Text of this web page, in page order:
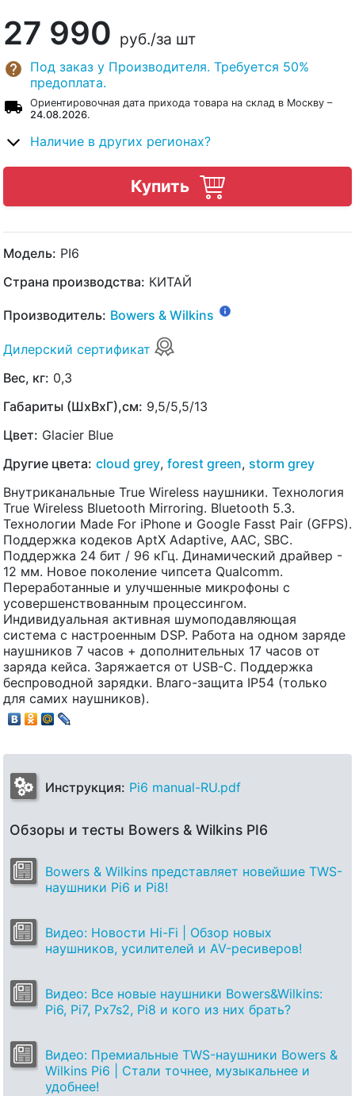
27 990 руб./за шт
Под заказ у Производителя. Требуется 50%
предоплата.
Ориентировочная дата прихода товара на склад в Москву –
24.08.2026.
Наличие в других регионах?
Купить
Модель: PI6
Страна производства: КИТАЙ
Производитель: Bowers & Wilkins
Дилерский сертификат
Вес, кг: 0,3
Габариты (ШхВхГ),см: 9,5/5,5/13
Цвет: Glacier Blue
Другие цвета: cloud grey, forest green, storm grey
Внутриканальные True Wireless наушники. Технология
True Wireless Bluetooth Mirroring. Bluetooth 5.3.
Технологии Made For iPhone и Google Fasst Pair (GFPS).
Поддержка кодеков AptX Adaptive, AAC, SBC.
Поддержка 24 бит / 96 кГц. Динамический драйвер -
12 мм. Новое поколение чипсета Qualcomm.
Переработанные и улучшенные микрофоны с
усовершенствованным процессингом.
Индивидуальная активная шумоподавляющая
система с настроенным DSP. Работа на одном заряде
наушников 7 часов + дополнительных 17 часов от
заряда кейса. Заряжается от USB-C. Поддержка
беспроводной зарядки. Влаго-защита IP54 (только
для самих наушников).
Инструкция: Pi6 manual-RU.pdf
Обзоры и тесты Bowers & Wilkins PI6
Bowers & Wilkins представляет новейшие TWS-
наушники Pi6 и Pi8!
Видео: Новости Hi-Fi | Обзор новых
наушников, усилителей и AV-ресиверов!
Видео: Все новые наушники Bowers&Wilkins:
Pi6, Pi7, Px7s2, Pi8 и кого из них брать?
Видео: Премиальные TWS-наушники Bowers &
Wilkins Pi6 | Стали точнее, музыкальнее и
удобнее!